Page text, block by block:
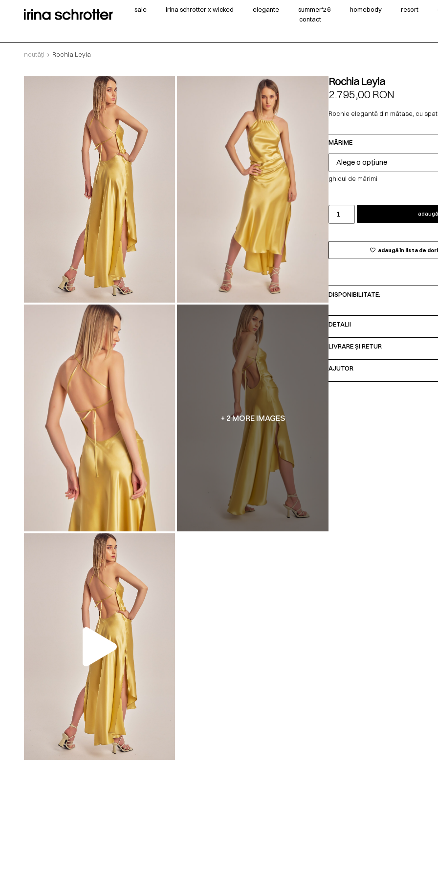
sale irina schrotter x wicked elegante summer‘26 homebody resort
contact
noutăți Rochia Leyla
+ 2 MORE IMAGES
00:00
Rochia Leyla
2.795,00RON
Rochie elegantă din mătase, cu
MĂRIME
ghidul de mărimi
adaugă în lista de
DISPONIBILITATE:
DETALII
LIVRARE ȘI RETUR
AJUTOR